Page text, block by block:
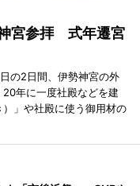
宮参拝 式年遷宮
の2日間、伊勢神宮の外
年に一度社殿などを建
」や社殿に使う御用材の